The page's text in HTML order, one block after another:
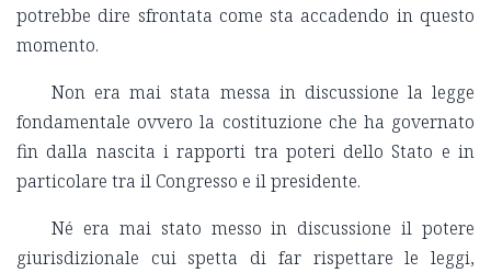
potrebbe dire sfrontata come sta accadendo in questo
momento.
Non era mai stata messa in discussione la legge
fondamentale ovvero la costituzione che ha governato
fin dalla nascita i rapporti tra poteri dello Stato e in
particolare tra il Congresso e il presidente.
Né era mai stato messo in discussione il potere
giurisdizionale cui spetta di far rispettare le leggi,